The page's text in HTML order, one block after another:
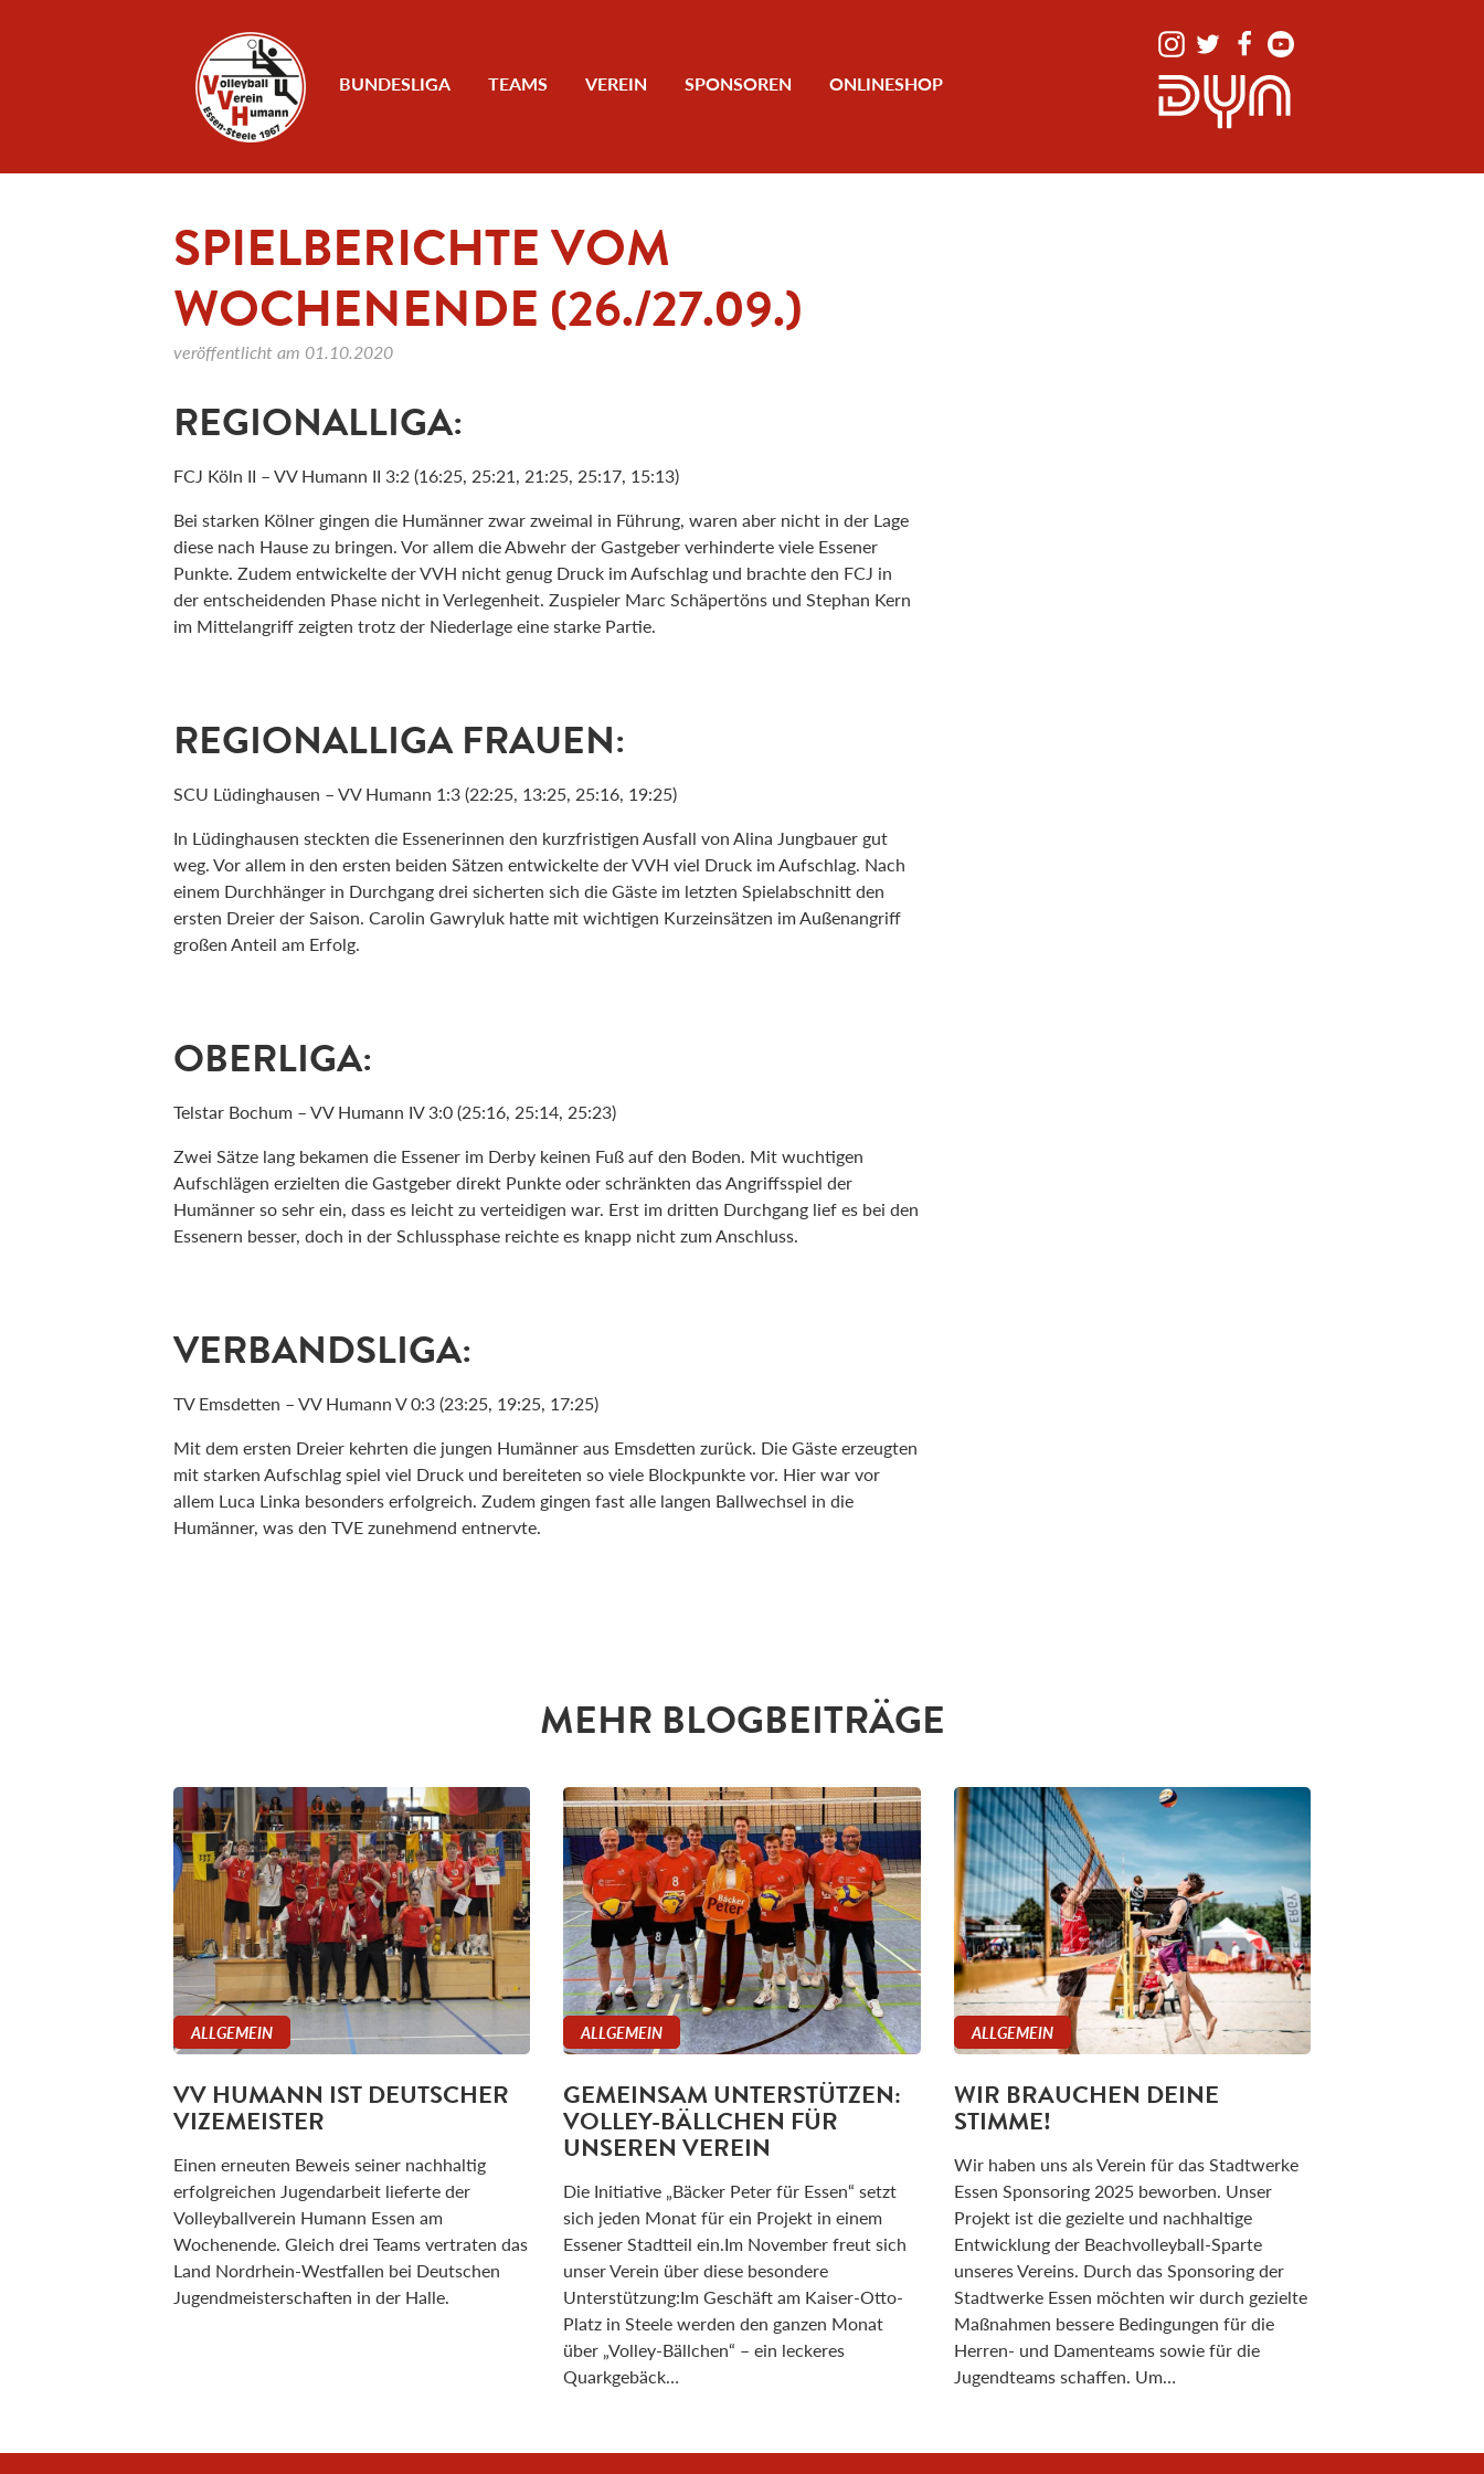
BUNDESLIGA TEAMS VEREIN SPONSOREN ONLINESHOP
SPIELBERICHTE VOM
WOCHENENDE (26./27.09.)
veröffentlicht am 01.10.2020
REGIONALLIGA:
FCJ Köln II – VV Humann II 3:2 (16:25, 25:21, 21:25, 25:17, 15:13)
Bei starken Kölner gingen die Humänner zwar zweimal in Führung, waren aber nicht in der Lage
diese nach Hause zu bringen. Vor allem die Abwehr der Gastgeber verhinderte viele Essener
Punkte. Zudem entwickelte der VVH nicht genug Druck im Aufschlag und brachte den FCJ in
der entscheidenden Phase nicht in Verlegenheit. Zuspieler Marc Schäpertöns und Stephan Kern
im Mittelangriff zeigten trotz der Niederlage eine starke Partie.
REGIONALLIGA FRAUEN:
SCU Lüdinghausen – VV Humann 1:3 (22:25, 13:25, 25:16, 19:25)
In Lüdinghausen steckten die Essenerinnen den kurzfristigen Ausfall von Alina Jungbauer gut
weg. Vor allem in den ersten beiden Sätzen entwickelte der VVH viel Druck im Aufschlag. Nach
einem Durchhänger in Durchgang drei sicherten sich die Gäste im letzten Spielabschnitt den
ersten Dreier der Saison. Carolin Gawryluk hatte mit wichtigen Kurzeinsätzen im Außenangriff
großen Anteil am Erfolg.
OBERLIGA:
Telstar Bochum – VV Humann IV 3:0 (25:16, 25:14, 25:23)
Zwei Sätze lang bekamen die Essener im Derby keinen Fuß auf den Boden. Mit wuchtigen
Aufschlägen erzielten die Gastgeber direkt Punkte oder schränkten das Angriffsspiel der
Humänner so sehr ein, dass es leicht zu verteidigen war. Erst im dritten Durchgang lief es bei den
Essenern besser, doch in der Schlussphase reichte es knapp nicht zum Anschluss.
VERBANDSLIGA:
TV Emsdetten – VV Humann V 0:3 (23:25, 19:25, 17:25)
Mit dem ersten Dreier kehrten die jungen Humänner aus Emsdetten zurück. Die Gäste erzeugten
mit starken Aufschlag spiel viel Druck und bereiteten so viele Blockpunkte vor. Hier war vor
allem Luca Linka besonders erfolgreich. Zudem gingen fast alle langen Ballwechsel in die
Humänner, was den TVE zunehmend entnervte.
MEHR BLOGBEITRÄGE
ALLGEMEIN
VV HUMANN IST DEUTSCHER
VIZEMEISTER
Einen erneuten Beweis seiner nachhaltig
erfolgreichen Jugendarbeit lieferte der
Volleyballverein Humann Essen am
Wochenende. Gleich drei Teams vertraten das
Land Nordrhein-Westfallen bei Deutschen
Jugendmeisterschaften in der Halle.
ALLGEMEIN
GEMEINSAM UNTERSTÜTZEN:
VOLLEY-BÄLLCHEN FÜR
UNSEREN VEREIN
Die Initiative „Bäcker Peter für Essen“ setzt
sich jeden Monat für ein Projekt in einem
Essener Stadtteil ein.Im November freut sich
unser Verein über diese besondere
Unterstützung:Im Geschäft am Kaiser-Otto-
Platz in Steele werden den ganzen Monat
über „Volley-Bällchen“ – ein leckeres
Quarkgebäck…
ALLGEMEIN
WIR BRAUCHEN DEINE
STIMME!
Wir haben uns als Verein für das Stadtwerke
Essen Sponsoring 2025 beworben. Unser
Projekt ist die gezielte und nachhaltige
Entwicklung der Beachvolleyball-Sparte
unseres Vereins. Durch das Sponsoring der
Stadtwerke Essen möchten wir durch gezielte
Maßnahmen bessere Bedingungen für die
Herren- und Damenteams sowie für die
Jugendteams schaffen. Um…